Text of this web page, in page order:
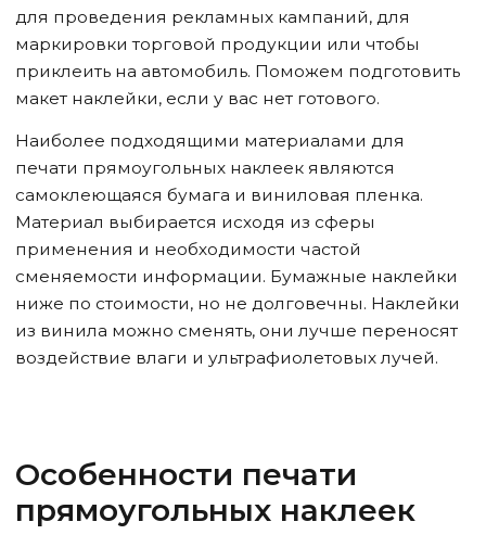
для проведения рекламных кампаний, для
маркировки торговой продукции или чтобы
приклеить на автомобиль. Поможем подготовить
макет наклейки, если у вас нет готового.
Наиболее подходящими материалами для
печати прямоугольных наклеек являются
самоклеющаяся бумага и виниловая пленка.
Материал выбирается исходя из сферы
применения и необходимости частой
сменяемости информации. Бумажные наклейки
ниже по стоимости, но не долговечны. Наклейки
из винила можно сменять, они лучше переносят
воздействие влаги и ультрафиолетовых лучей.
Особенности печати
прямоугольных наклеек